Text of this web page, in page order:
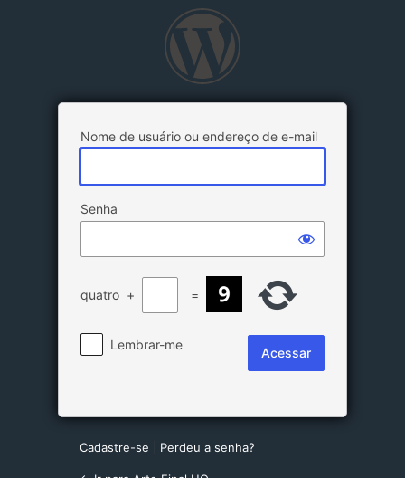
Nome de usuário ou endereço de e-mail
Senha
quatro + =
Lembrar-me
Cadastre-se Perdeu a senha?